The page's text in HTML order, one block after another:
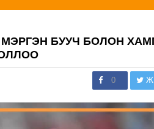
БУУЧ БОЛОН
0